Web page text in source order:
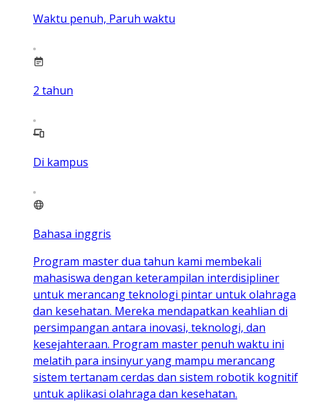
Waktu penuh, Paruh waktu
2 tahun
Di kampus
Bahasa inggris
Program master dua tahun kami membekali
mahasiswa dengan keterampilan interdisipliner
untuk merancang teknologi pintar untuk olahraga
dan kesehatan. Mereka mendapatkan keahlian di
persimpangan antara inovasi, teknologi, dan
kesejahteraan. Program master penuh waktu ini
melatih para insinyur yang mampu merancang
sistem tertanam cerdas dan sistem robotik kognitif
untuk aplikasi olahraga dan kesehatan.